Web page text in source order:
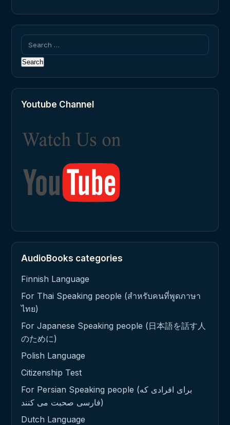
Search
for:
Youtube Channel
AudioBooks categories
Finnish Language
For Thai Speaking people (สำหรับคนที่พูดภาษา
ไทย)
For Japanese Speaking people (日本語を話す人
のために)
Polish Language
Citizenship Test
For Persian Speaking people (برای افرادی که
فارسی صحبت می کنند)
Dutch Language